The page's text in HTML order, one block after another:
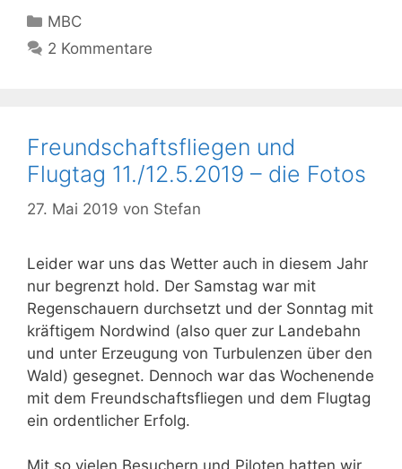
Kategorien
MBC
2 Kommentare
Freundschaftsfliegen und
Flugtag 11./12.5.2019 – die Fotos
27. Mai 2019 von Stefan
Leider war uns das Wetter auch in diesem Jahr
nur begrenzt hold. Der Samstag war mit
Regenschauern durchsetzt und der Sonntag mit
kräftigem Nordwind (also quer zur Landebahn
und unter Erzeugung von Turbulenzen über den
Wald) gesegnet. Dennoch war das Wochenende
mit dem Freundschaftsfliegen und dem Flugtag
ein ordentlicher Erfolg.
Mit so vielen Besuchern und Piloten hatten wir